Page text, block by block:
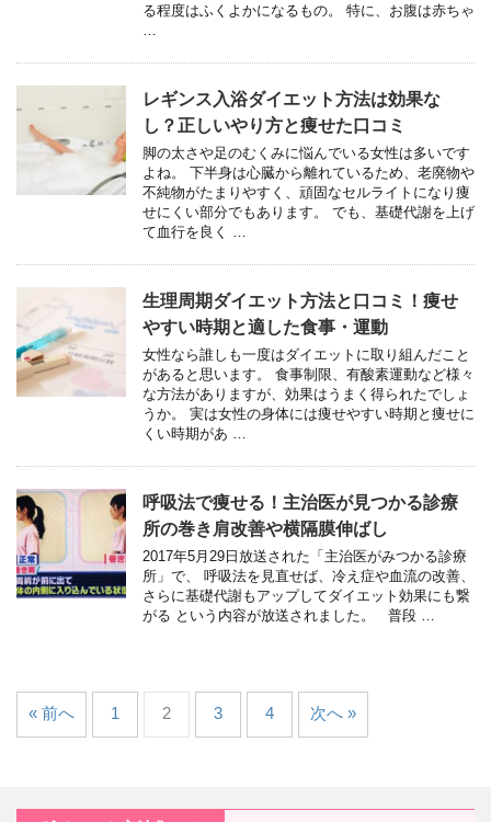
る程度はふくよかになるもの。 特に、お腹は赤ちゃ
レギンス入浴ダイエット方法は効果な
し？正しいやり方と痩せた口コミ
脚の太さや足のむくみに悩んでいる女性は多いです
よね。 下半身は心臓から離れているため、老廃物や
不純物がたまりやすく、頑固なセルライトになり痩
せにくい部分でもあります。 でも、基礎代謝を上げ
て血行を良く …
生理周期ダイエット方法と口コミ！痩せ
やすい時期と適した食事・運動
女性なら誰しも一度はダイエットに取り組んだこと
があると思います。 食事制限、有酸素運動など様々
な方法がありますが、効果はうまく得られたでしょ
うか。 実は女性の身体には痩せやすい時期と痩せに
くい時期があ …
呼吸法で痩せる！主治医が見つかる診療
所の巻き肩改善や横隔膜伸ばし
2017年5月29日放送された「主治医がみつかる診療
所」で、 呼吸法を見直せば、冷え症や血流の改善、
さらに基礎代謝もアップしてダイエット効果にも繋
がる という内容が放送されました。 普段 …
« 前へ 1 2 3 4 次へ »